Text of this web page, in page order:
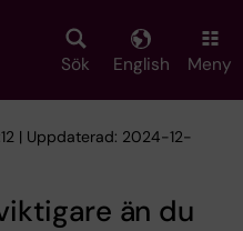
Sök English Meny
| Uppdaterad: 2024-12-
än du